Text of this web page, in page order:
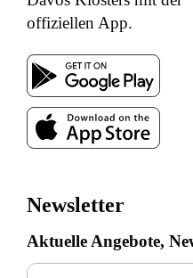
offiziellen App.
Newsletter
Aktuelle Angebote,